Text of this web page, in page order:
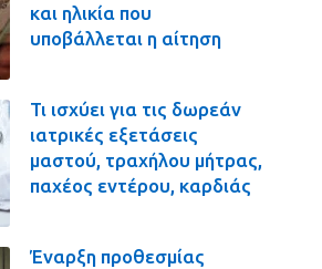
και ηλικία που
υποβάλλεται η αίτηση
Τι ισχύει για τις δωρεάν
ιατρικές εξετάσεις
μαστού, τραχήλου μήτρας,
παχέος εντέρου, καρδιάς
Έναρξη προθεσμίας